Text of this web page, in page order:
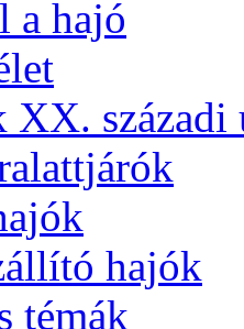
a hajó
XX. századi
hajók
témák